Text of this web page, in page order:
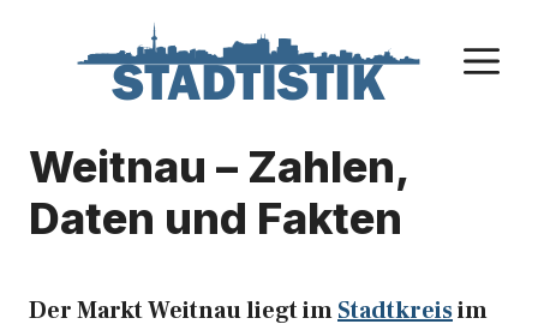
Weitnau – Zahlen,
Daten und Fakten
Der Markt Weitnau liegt imStadtkreisim